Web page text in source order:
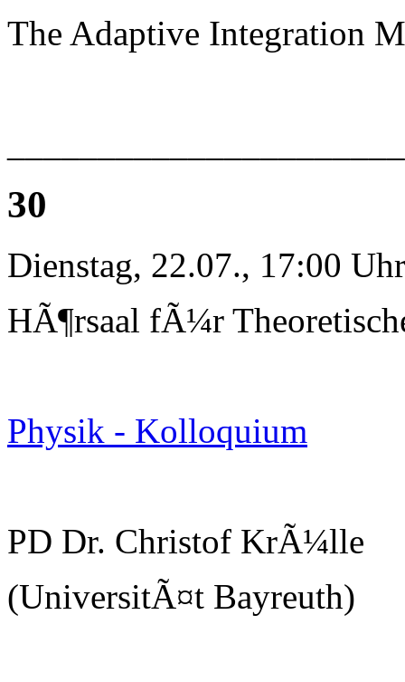
The Adaptive Integration
30
Dienstag, 22.07., 17:00 Uhr
HÃ¶rsaal fÃ¼r
Physik - Kolloquium
PD Dr. Christof KrÃ¼lle
(UniversitÃ¤t Bayreuth)